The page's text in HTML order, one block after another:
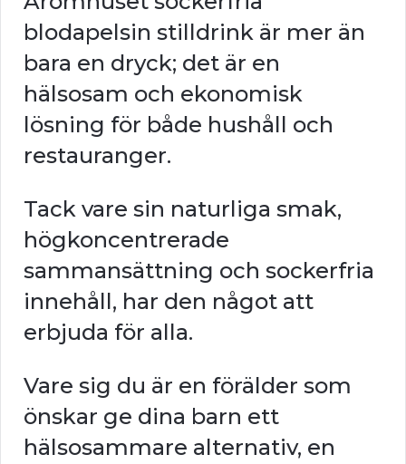
blodapelsin stilldrink är mer än
bara en dryck; det är en
hälsosam och ekonomisk
lösning för både hushåll och
restauranger.
Tack vare sin naturliga smak,
högkoncentrerade
sammansättning och sockerfria
innehåll, har den något att
erbjuda för alla.
Vare sig du är en förälder som
önskar ge dina barn ett
hälsosammare alternativ, en